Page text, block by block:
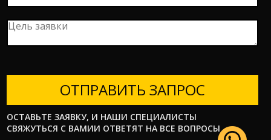
ОТПРАВИТЬ ЗАПРОС
ОСТАВЬТЕ ЗАЯВКУ, И НАШИ СПЕЦИАЛИСТЫ
СВЯЖУТЬСЯ С ВАМИИ ОТВЕТЯТ НА ВСЕ ВОПРОСЫ